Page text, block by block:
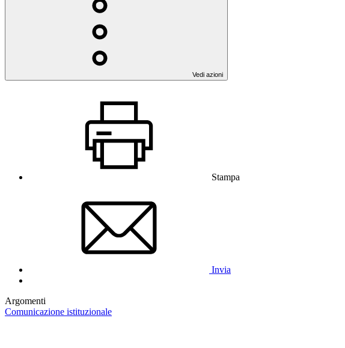
Vedi azioni
Stampa
Invia
Argomenti
Comunicazione istituzionale